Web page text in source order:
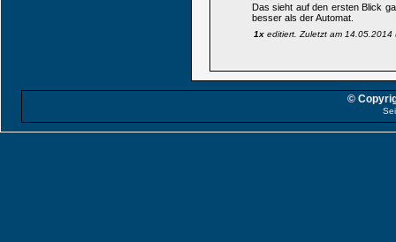
Das sieht auf den ersten Blick
besser als der Automat.
1x editiert. Zuletzt am 14.05.2014
©